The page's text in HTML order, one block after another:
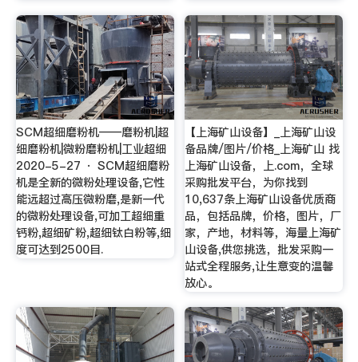
SCM超细磨粉机——磨粉机|超
细磨粉机|微粉磨粉机|工业超细
2020-5-27 · SCM超细磨粉
机是全新的微粉处理设备,它性
能远超过高压微粉磨,是新一代
的微粉处理设备,可加工超细重
钙粉,超细矿粉,超细钛白粉等,细
度可达到2500目.
【上海矿山设备】_上海矿山设
备品牌/图片/价格_上海矿山 找
上海矿山设备，上.com，全球
采购批发平台，为你找到
10,637条上海矿山设备优质商
品，包括品牌，价格，图片，厂
家，产地，材料等，海量上海矿
山设备,供您挑选，批发采购一
站式全程服务,让生意变的温馨
放心。